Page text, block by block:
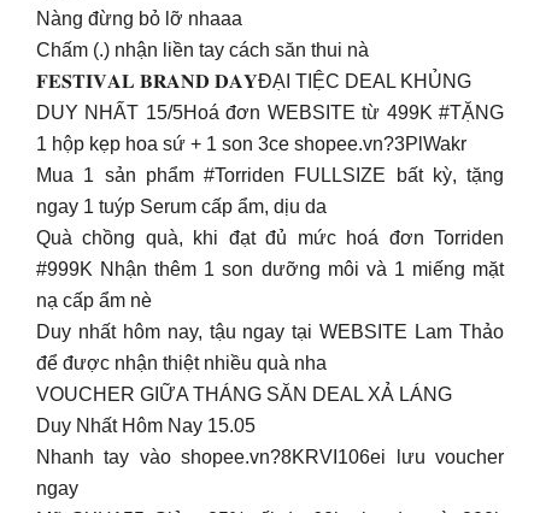
Nàng đừng bỏ lỡ nhaaa
Chấm (.) nhận liền tay cách săn thui nà
𝐅𝐄𝐒𝐓𝐈𝐕𝐀𝐋 𝐁𝐑𝐀𝐍𝐃 𝐃𝐀𝐘ĐẠI TIỆC DEAL KHỦNG
DUY NHẤT 15/5Hoá đơn WEBSITE từ 499K #TẶNG
1 hộp kẹp hoa sứ + 1 son 3ce shopee.vn?3PlWakr
Mua 1 sản phẩm #Torriden FULLSIZE bất kỳ, tặng
ngay 1 tuýp Serum cấp ẩm, dịu da
Quà chồng quà, khi đạt đủ mức hoá đơn Torriden
#999K Nhận thêm 1 son dưỡng môi và 1 miếng mặt
nạ cấp ẩm nè
Duy nhất hôm nay, tậu ngay tại WEBSITE Lam Thảo
để được nhận thiệt nhiều quà nha
VOUCHER GIỮA THÁNG SĂN DEAL XẢ LÁNG
Duy Nhất Hôm Nay 15.05
Nhanh tay vào shopee.vn?8KRVI106ei lưu voucher
ngay